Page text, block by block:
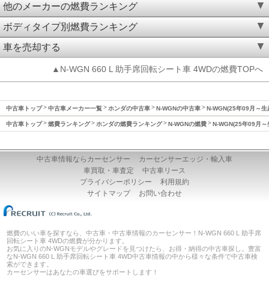
他のメーカーの燃費ランキング
ボディタイプ別燃費ランキング
車を売却する
▲N-WGN 660 L 助手席回転シート車 4WDの燃費TOPへ
中古車トップ 中古車メーカー一覧 ホンダの中古車 N-WGNの中古車 N-WGN(25年09月～生
中古車トップ 燃費ランキング ホンダの燃費ランキング N-WGNの燃費 N-WGN(25年09月
中古車情報ならカーセンサー
カーセンサーエッジ・輸入車
車買取・車査定
中古車リース
プライバシーポリシー
利用規約
サイトマップ
お問い合わせ
燃費のいい車を探すなら、中古車・中古車情報のカーセンサー！N-WGN 660 L 助手席
回転シート車 4WDの燃費が分かります。
お気に入りのN-WGNモデルやグレードを見つけたら、お得・納得の中古車探し。豊富
なN-WGN 660 L 助手席回転シート車 4WD中古車情報の中から様々な条件で中古車検
索ができます。
カーセンサーはあなたの車選びをサポートします！